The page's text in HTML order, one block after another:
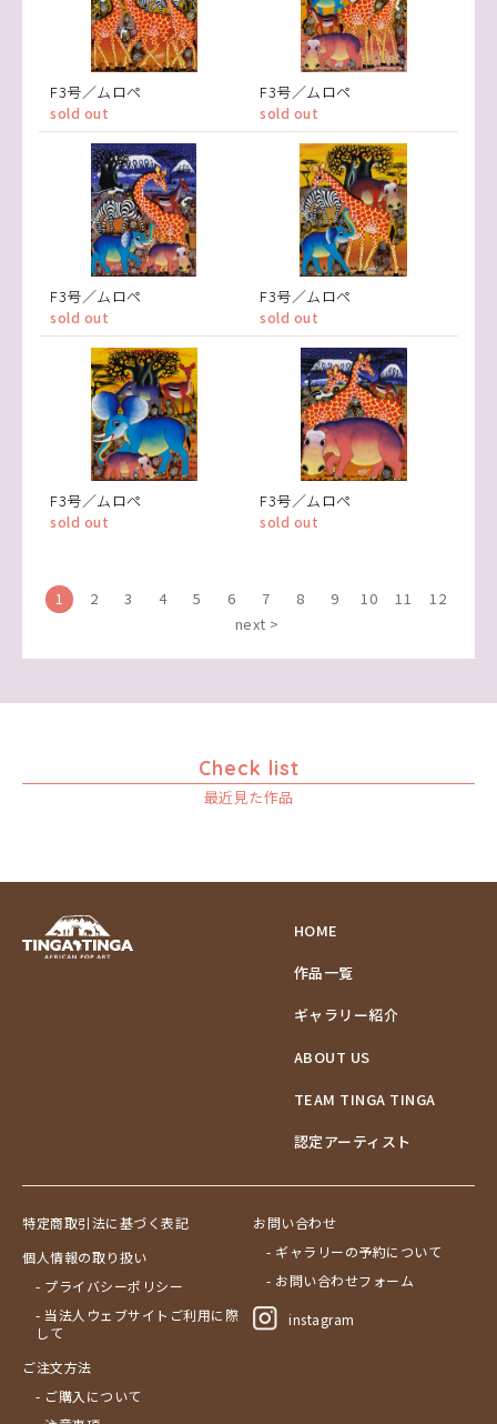
F3号／ムロペ
sold out
F3号／ムロペ
sold out
F3号／ムロペ
sold out
F3号／ムロペ
sold out
F3号／ムロペ
sold out
F3号／ムロペ
sold out
1 2 3 4 5 6 7 8 9 10 11
12
next >
Check list
最近見た作品
HOME
作品一覧
ギャラリー紹介
ABOUT US
TEAM TINGA TINGA
認定アーティスト
特定商取引法に基づく表記
個人情報の取り扱い
- プライバシーポリシー
- 当法人ウェブサイトご利用に際
して
ご注文方法
- ご購入について
お問い合わせ
- ギャラリーの予約について
- お問い合わせフォーム
instagram